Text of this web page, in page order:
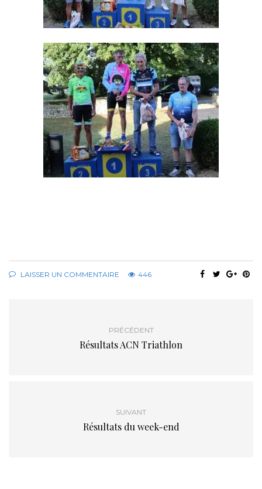
LAISSER UN COMMENTAIRE 446
PRÉCÉDENT
Résultats ACN Triathlon
SUIVANT
Résultats du week-end